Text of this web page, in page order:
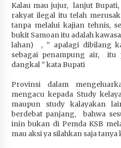
Kalau mau jujur, lanjut
rakyat ilegal itu telah
tanpa melalui kajian tehnis,
bukit Samoan itu adalah
lahan) , ” apalagi dibilang
sebagai penampung air, itu
dangkal ” kata Bupati
Provinsi dalam
mengacu kepada Study
maupun study kalayakan
berdebat panjang, bahwa
inin bukan di Pemda KSB
mau aksi ya silahkan saja